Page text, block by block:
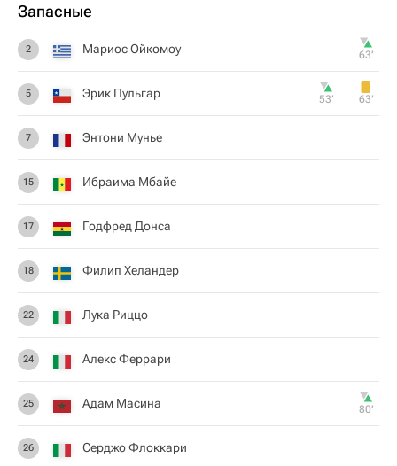
Запасные
2 Мариос Ойкомоу 63‎’‎
5 Эрик Пульгар 53‎’‎ 63‎’‎
7 Энтони Мунье
15 Ибраима Мбайе
17 Годфред Донса
18 Филип Хеландер
22 Лука Риццо
24 Алекс Феррари
25 Адам Масина 80‎’‎
26 Серджо Флоккари